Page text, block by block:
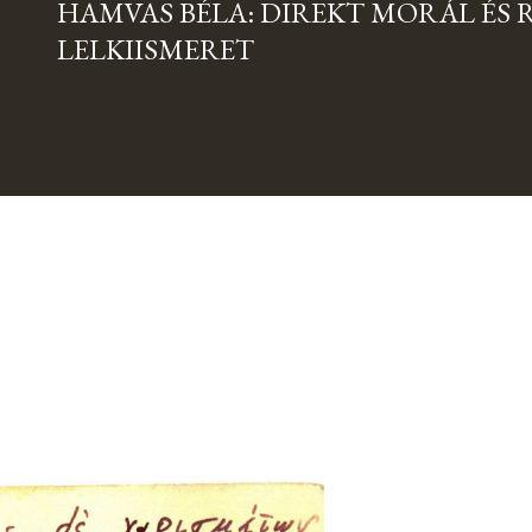
HAMVAS BÉLA: DIREKT MORÁL ÉS
LELKIISMERET